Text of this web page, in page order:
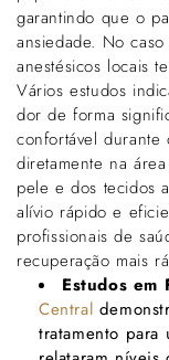
garantindo que o
ansiedade. No
anestésicos locais
Vários estudos
dor de forma
confortável durante
diretamente na
pele e dos tecidos
alívio rápido e
profissionais de
recuperação mais
Estudos em
Central
tratamento para